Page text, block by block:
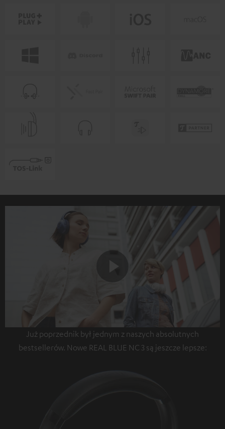
Play
Video
Już poprzednik był jednym z naszych absolutnych
bestsellerów. Nowe REAL BLUE NC 3 są jeszcze lepsze: